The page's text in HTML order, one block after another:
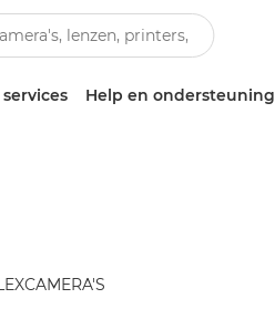
Help en ondersteuning